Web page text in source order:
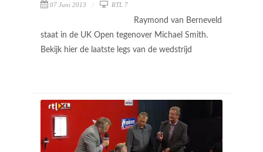
07 Juni 2013 RTL 7
Raymond van Berneveld
staat in de UK Open tegenover Michael Smith.
Bekijk hier de laatste legs van de wedstrijd